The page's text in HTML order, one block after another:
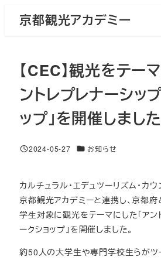
京都観光アカデミー
【CEC】観光をテー
ントレプレナーシッ
ップ」を開催しました
投稿日
2024-05-27 カテゴリー
お知らせ
カルチュラル・エデュツーリズム・カウ
京都観光アカデミーと連携し、京都
学⽣対象に観光をテーマにした「アン
ークショップ」を開催しました。
約50人の大学生や専門学校生らがツ